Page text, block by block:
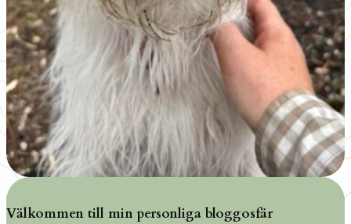
Välkommen till min personliga bloggosfär